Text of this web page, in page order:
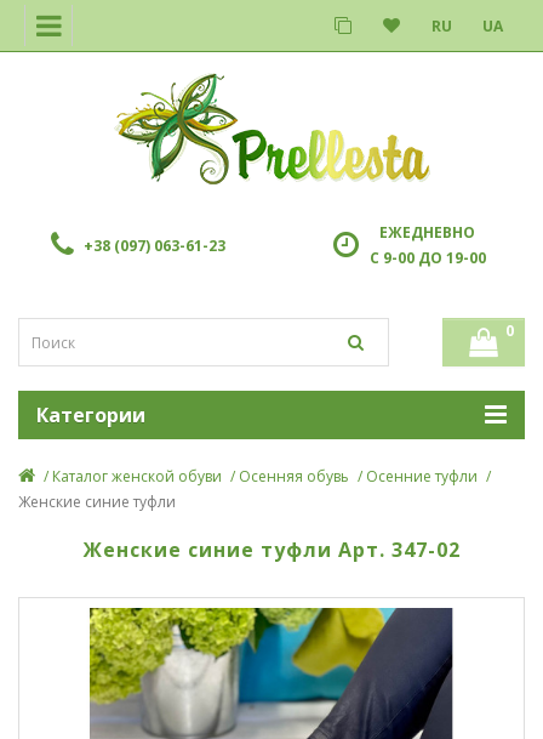
RU UA
+38 (097) 063-61-23
ЕЖЕДНЕВНО
С 9-00 ДО 19-00
0
Категории
Каталог женской обуви Осенняя обувь
Осенние туфли
Женские синие туфли
Женские синие туфли Арт. 347-02